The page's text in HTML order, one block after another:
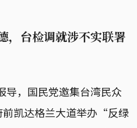
，台检调就涉不实联署
导，国民党邀集台湾民众
前凯达格兰大道举办“反绿